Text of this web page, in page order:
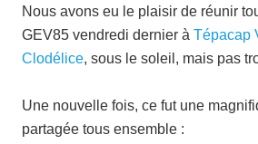
Nous avons eu le plaisir de réunir
GEV85 vendredi dernier à Tépacap
Clodélice, sous le soleil, mais pas
Une nouvelle fois, ce fut une
partagée tous ensemble :